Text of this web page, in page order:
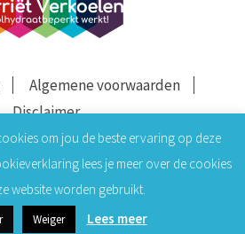
Algemene voorwaarden
Disclaimer
om jou de beste ervaring op deze
lees je meer over de cookies
website worden gebruikt.
Weiger Lees meer